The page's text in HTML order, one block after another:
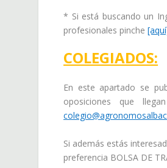
* Si está buscando un
profesionales pinche
COLEGIADOS:
En este apartado se
oposiciones que
Si además estás
preferencia BOLSA DE